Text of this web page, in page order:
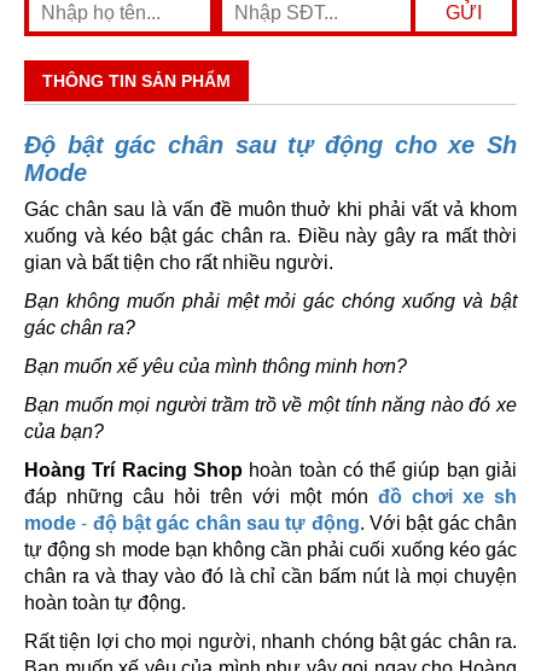
THÔNG TIN SẢN PHẨM
Độ bật gác chân sau tự động cho xe Sh
Mode
Gác chân sau là vấn đề muôn thuở khi phải vất vả khom
xuống và kéo bật gác chân ra. Điều này gây ra mất thời
gian và bất tiện cho rất nhiều người.
Bạn không muốn phải mệt mỏi gác chóng xuống và bật
gác chân ra?
Bạn muốn xế yêu của mình thông minh hơn?
Bạn muốn mọi người trầm trồ về một tính năng nào đó xe
của bạn?
Hoàng Trí Racing Shophoàn toàn có thể giúp bạn giải
đáp những câu hỏi trên với một món đồ chơi xe sh
mode - độ bật gác chân sau tự động. Với bật gác chân
tự động sh mode bạn không cần phải cuối xuống kéo gác
chân ra và thay vào đó là chỉ cần bấm nút là mọi chuyện
hoàn toàn tự động.
Rất tiện lợi cho mọi người, nhanh chóng bật gác chân ra.